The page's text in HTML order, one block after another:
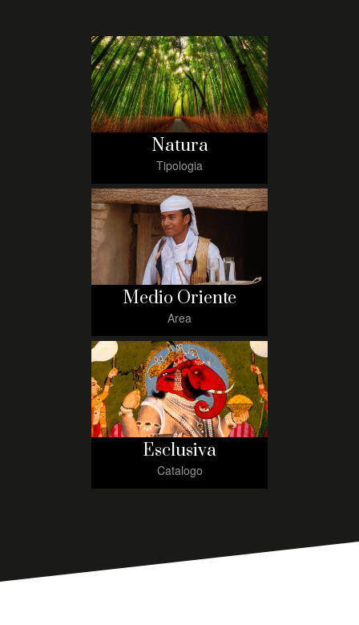
Natura
Tipologia
Medio Oriente
Area
Esclusiva
Catalogo